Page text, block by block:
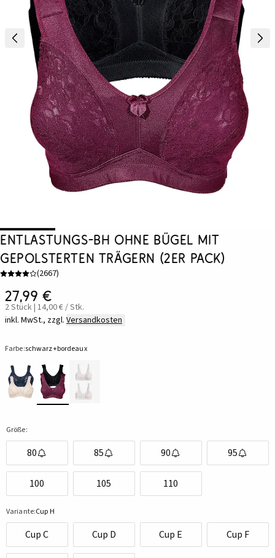
Entlastungs-BH ohne Bügel mit
gepolsterten Trägern (2er Pack)
(2667)
27,99 €
2 Stück | 14,00 € / Stk.
inkl. MwSt., zzgl. Versandkosten
Farbe:schwarz+bordeaux
Größe:
80 85 90 95
100 105 110
Variante:Cup H
Cup C Cup D Cup E Cup F